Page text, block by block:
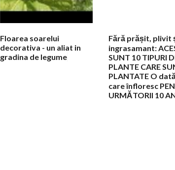
Floarea soarelui
decorativa - un aliat in
gradina de legume
Fără prășit, plivit
ingrasamant:
SUNT 10 TIPURI
PLANTE CARE
PLANTATE O
care înfloresc
URMĂTORII 10